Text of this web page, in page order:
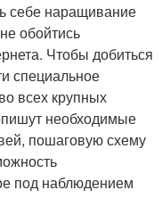
себе наращивание
обойтись
Чтобы добиться
специальное
всех крупных
необходимые
пошаговую схему
под наблюдением